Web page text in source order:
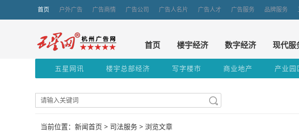
首页 户外广告 广告商情 广告公司 广告人名片 广告人才 广告服务 品牌服务
首页 楼宇经济 数字经济 现代服
五星网讯 楼宇总部经济 写字楼市 商业地产 产业园
当前位置：新闻首页 > 司法服务 > 浏览文章